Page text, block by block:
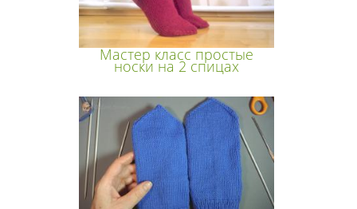
Мастер класс простые
носки на 2 спицах